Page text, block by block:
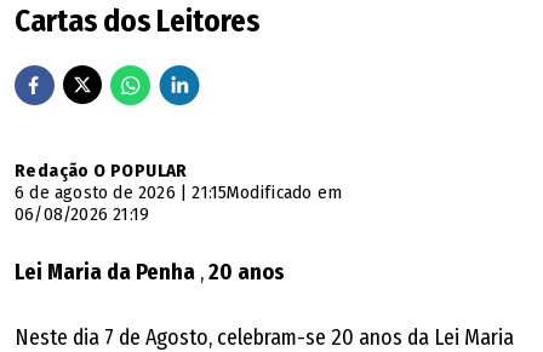
"A única coisa que as pessoas questionavam no passado
Mas eu jamais me submeteria a pagar R$ 15 milhões por
pessoas diziam que o Marconi fez isso, fez aquilo outro e
ficou rico. Se eu tivesse esse tipo de prática e estivesse
ficado rico, eu não estaria com menos partidos. Eu estou
Marconi.
Cartas dos Leitores
Redação O POPULAR
6 de agosto de 2026 | 21:15Modificado em
06/08/2026 21:19
Lei Maria da Penha ,20 anos
Neste dia 7 de Agosto, celebram-se 20 anos da Lei Maria